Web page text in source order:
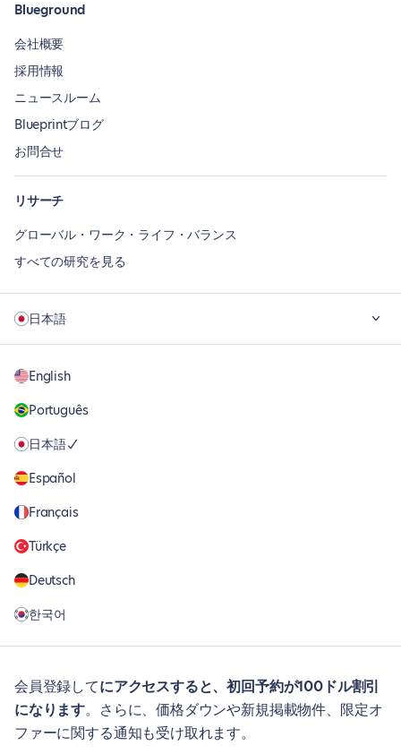
Blueground
会社概要
採用情報
ニュースルーム
Blueprintブログ
お問合せ
リサーチ
グローバル・ワーク・ライフ・バランス
すべての研究を見る
日本語
English
Português
日本語
Español
Français
Türkçe
Deutsch
한국어
会員登録してにアクセスすると、初回予約が100ドル割引
になります。さらに、価格ダウンや新規掲載物件、限定オ
ファーに関する通知も受け取れます。